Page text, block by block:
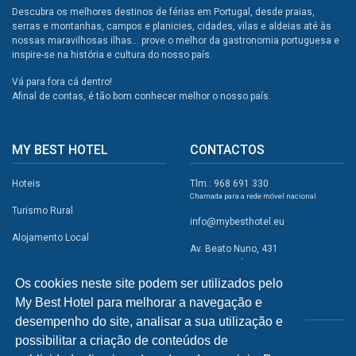
Os cookies neste site podem ser utilizados pelo
My Best Hotel para melhorar a navegação e
desempenho do site, analisar a sua utilização e
possibilitar a criação de conteúdos de
Descubra os melhores destinos de férias em Portugal, desde praias,
serras e montanhas, campos e planicies, cidades, vilas e aldeias até às
nossas maravilhosas ilhas... prove o melhor da gastronomia portuguesa e
inspire-se na história e cultura do nosso país.
Vá para fora cá dentro!
Afinal de contas, é tão bom conhecer melhor o nosso país.
MY BEST HOTEL
Hoteis
Turismo Rural
Alojamento Local
Campismo
Atividades
Restaurantes
CONTACTOS
Tlm.: 968 691 330
Chamada para a rede móvel nacional
info@mybesthotel.eu
Av. Beato Nuno, 431
2495-401 Fátima
REDES SOCIAIS